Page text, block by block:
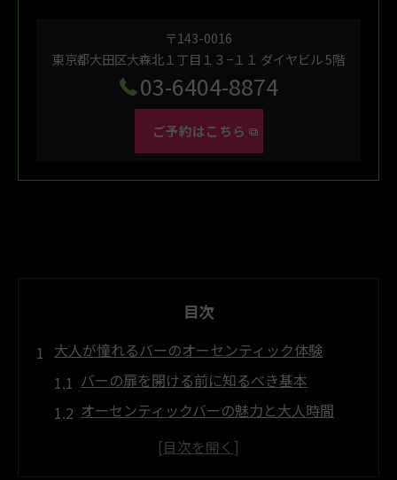
〒143-0016
東京都大田区大森北１丁目１３−１１ ダイヤビル 5階
03-6404-8874
ご予約はこちら
目次
大人が憧れるバーのオーセンティック体験
バーの扉を開ける前に知るべき基本
オーセンティックバーの魅力と大人時間
初心者が安心できるバー選びのポイント